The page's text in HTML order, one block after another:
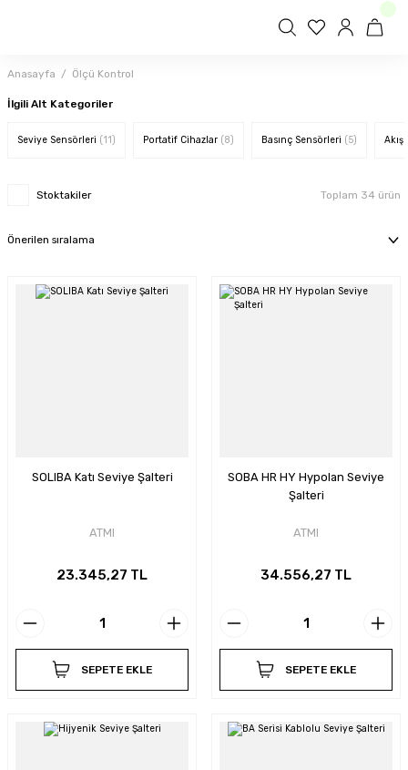
Anasayfa Ölçü Kontrol
İlgili Alt Kategoriler
Seviye Sensörleri (11) Portatif Cihazlar (8) Basınç Sensörleri (5)
Stoktakiler Toplam 34 ürün
SOLIBA Katı Seviye Şalteri
ATMI
23.345,27 TL
SEPETE EKLE
SOBA HR HY Hypolan Seviye
Şalteri
ATMI
34.556,27 TL
SEPETE EKLE